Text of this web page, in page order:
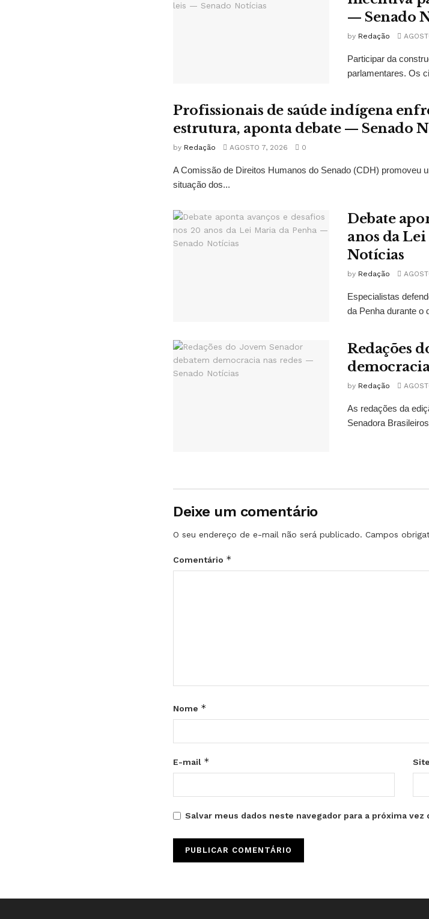
— Senado
by Redação
Participar da
parlamentares. Os
Profissionais de saúde indígena
estrutura, aponta debate — Senado
by Redação AGOSTO 7, 2026 0
A Comissão de Direitos Humanos do Senado (CDH) promoveu
situação dos...
Debate
anos da
Notícias
by Redação
Especialistas
da Penha durante o
Redações
by Redação
As redações da
Senadora
Deixe um comentário
O seu endereço de e-mail não será publicado. Campos
Comentário *
Nome *
E-mail * Site
Salvar meus dados neste navegador para a próxima vez